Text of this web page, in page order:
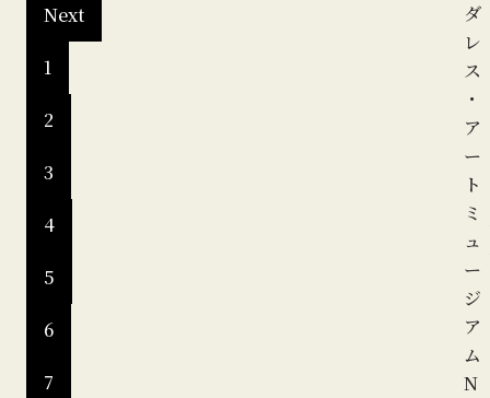
Next
1
2
3
4
5
6
7
ダ
レ
ス
・
ア
ー
ト
ミ
ュ
ー
ジ
ア
ム
N